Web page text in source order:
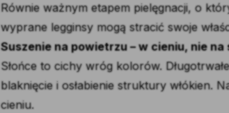
Równie ważnym etapem pielęgnacji, o
wyprane legginsy mogą stracić swoje
Suszenie na powietrzu – w cieniu, nie na
Słońce to cichy wróg kolorów.
blaknięcie i osłabienie struktury włókien.
cieniu.